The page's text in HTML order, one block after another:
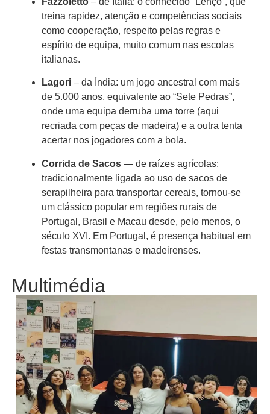
treina rapidez, atenção e competências sociais
como cooperação, respeito pelas regras e
espírito de equipa, muito comum nas escolas
italianas.
Lagori – da Índia: um jogo ancestral com mais
de 5.000 anos, equivalente ao “Sete Pedras”,
onde uma equipa derruba uma torre (aqui
recriada com peças de madeira) e a outra tenta
acertar nos jogadores com a bola.
Corrida de Sacos — de raízes agrícolas:
tradicionalmente ligada ao uso de sacos de
serapilheira para transportar cereais, tornou‑se
um clássico popular em regiões rurais de
Portugal, Brasil e Macau desde, pelo menos, o
século XVI. Em Portugal, é presença habitual em
festas transmontanas e madeirenses.
Multimédia